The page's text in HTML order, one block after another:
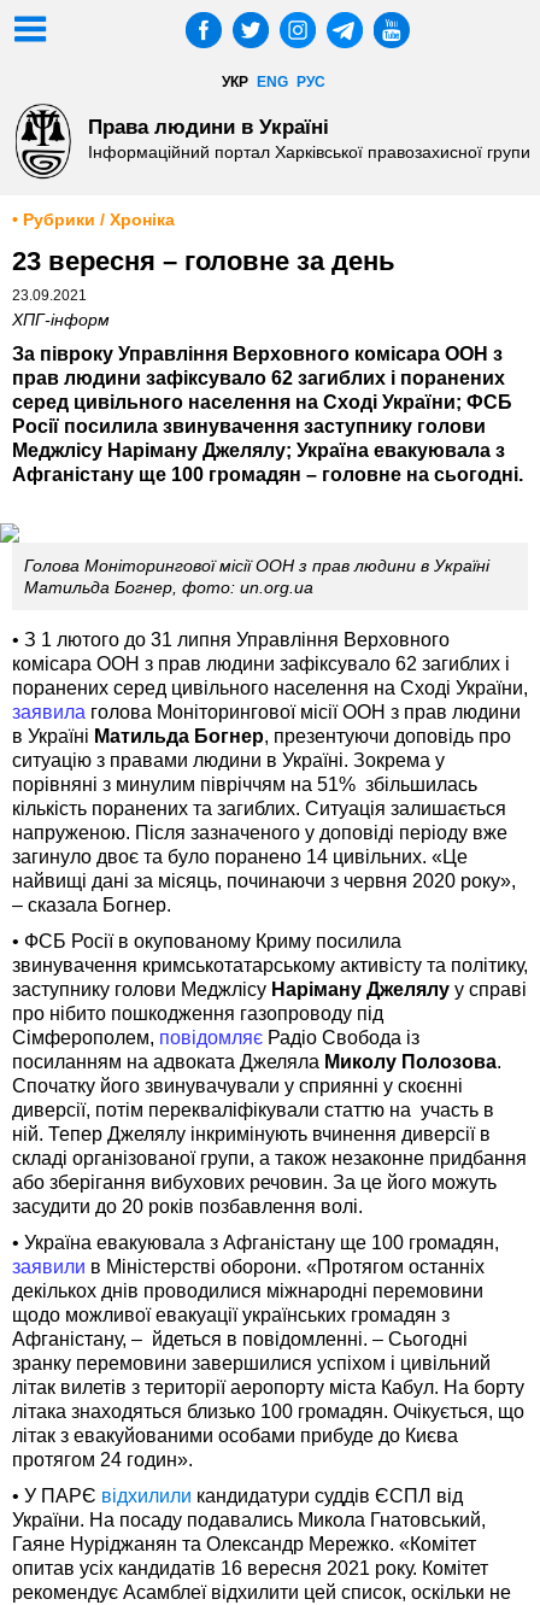
УКР ENG РУС
Права людини в Україні
Інформаційний портал Харківської правозахисної групи
• Рубрики / Хроніка
23 вересня – головне за день
23.09.2021
ХПГ-інформ
За півроку Управління Верховного комісара ООН з
прав людини зафіксувало 62 загиблих і поранених
серед цивільного населення на Сході України; ФСБ
Росії посилила звинувачення заступнику голови
Меджлісу Наріману Джелялу; Україна евакуювала з
Афганістану ще 100 громадян – головне на сьогодні.
Голова Моніторингової місії ООН з прав людини в Україні
Матильда Богнер, фото: un.org.ua
• З 1 лютого до 31 липня Управління Верховного
комісара ООН з прав людини зафіксувало 62 загиблих і
поранених серед цивільного населення на Сході України,
заявила голова Моніторингової місії ООН з прав людини
в Україні Матильда Богнер, презентуючи доповідь про
ситуацію з правами людини в Україні. Зокрема у
порівняні з минулим півріччям на 51% збільшилась
кількість поранених та загиблих. Ситуація залишається
напруженою. Після зазначеного у доповіді періоду вже
загинуло двоє та було поранено 14 цивільних. «Це
найвищі дані за місяць, починаючи з червня 2020 року»,
– сказала Богнер.
• ФСБ Росії в окупованому Криму посилила
звинувачення кримськотатарському активісту та політику,
заступнику голови Меджлісу Наріману Джелялу у справі
про нібито пошкодження газопроводу під
Сімферополем, повідомляє Радіо Свобода із
посиланням на адвоката Джеляла Миколу Полозова.
Спочатку його звинувачували у сприянні у скоєнні
диверсії, потім перекваліфікували статтю на участь в
ній. Тепер Джелялу інкримінують вчинення диверсії в
складі організованої групи, а також незаконне придбання
або зберігання вибухових речовин. За це його можуть
засудити до 20 років позбавлення волі.
• Україна евакуювала з Афганістану ще 100 громадян,
заявили в Міністерстві оборони. «Протягом останніх
декількох днів проводилися міжнародні перемовини
щодо можливої евакуації українських громадян з
Афганістану, – йдеться в повідомленні. – Сьогодні
зранку перемовини завершилися успіхом і цивільний
літак вилетів з території аеропорту міста Кабул. На борту
літака знаходяться близько 100 громадян. Очікується, що
літак з евакуйованими особами прибуде до Києва
протягом 24 годин».
• У ПАРЄ відхилили кандидатури суддів ЄСПЛ від
України. На посаду подавались Микола Гнатовський,
Гаяне Нуріджанян та Олександр Мережко. «Комітет
опитав усіх кандидатів 16 вересня 2021 року. Комітет
рекомендує Асамблеї відхилити цей список, оскільки не